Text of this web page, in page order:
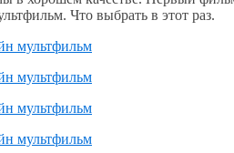
Что выбрать в этот раз.
мультфильм
мультфильм
мультфильм
мультфильм